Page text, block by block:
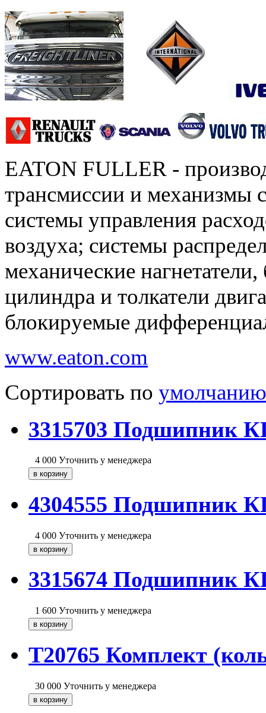
EATON FULLER -
трансмиссии и механизмы
системы управления
воздуха; системы
механические
цилиндра и толкатели
блокируемые
www.eaton.com
Сортировать по умолчанию
3315703 Подшипник
4 000 Уточнить у менеджера
4304555 Подшипник
4 000 Уточнить у менеджера
3315674 Подшипник
1 600 Уточнить у менеджера
T20765 Комплект
30 000 Уточнить у менеджера